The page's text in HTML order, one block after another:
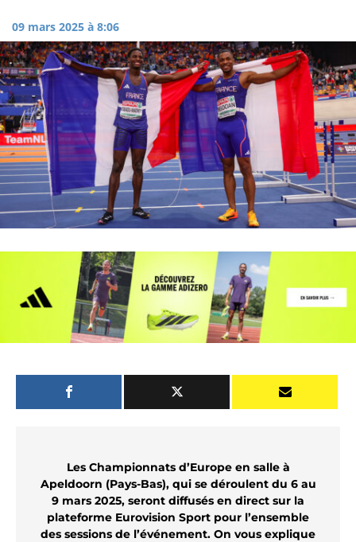
09 mars 2025 à 8:06
Les Championnats d’Europe en salle à
Apeldoorn (Pays-Bas), qui se déroulent du 6 au
9 mars 2025, seront diffusés en direct sur la
plateforme Eurovision Sport pour l’ensemble
des sessions de l’événement. On vous explique